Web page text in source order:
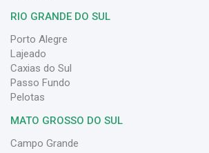
RIO GRANDE DO SUL
Porto Alegre
Lajeado
Caxias do Sul
Passo Fundo
Pelotas
MATO GROSSO DO SUL
Campo Grande